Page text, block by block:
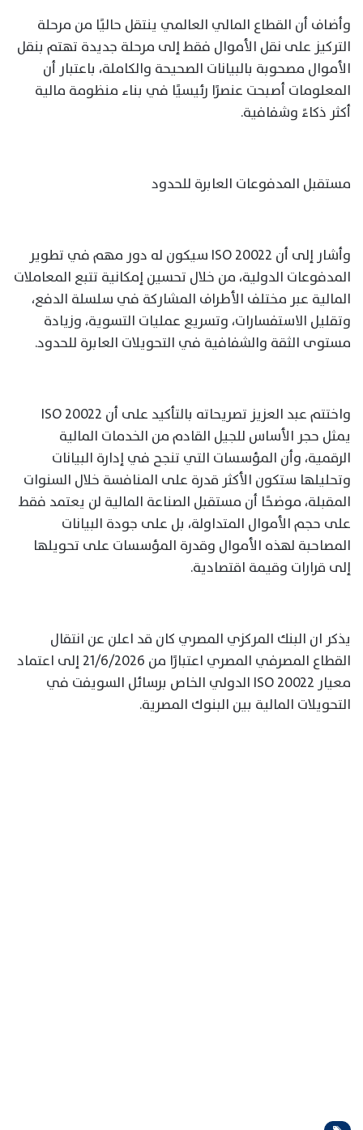
وأضاف أن القطاع المالي العالمي ينتقل حاليًا من مرحلة
التركيز على نقل الأموال فقط إلى مرحلة جديدة تهتم بنقل
الأموال مصحوبة بالبيانات الصحيحة والكاملة، باعتبار أن
المعلومات أصبحت عنصرًا رئيسيًا في بناء منظومة مالية
أكثر ذكاءً وشفافية.
مستقبل المدفوعات العابرة للحدود
وأشار إلى أن ISO 20022 سيكون له دور مهم في تطوير
المدفوعات الدولية، من خلال تحسين إمكانية تتبع المعاملات
المالية عبر مختلف الأطراف المشاركة في سلسلة الدفع،
وتقليل الاستفسارات، وتسريع عمليات التسوية، وزيادة
مستوى الثقة والشفافية في التحويلات العابرة للحدود.
واختتم عبد العزيز تصريحاته بالتأكيد على أن ISO 20022
يمثل حجر الأساس للجيل القادم من الخدمات المالية
الرقمية، وأن المؤسسات التي تنجح في إدارة البيانات
وتحليلها ستكون الأكثر قدرة على المنافسة خلال السنوات
المقبلة، موضحًا أن مستقبل الصناعة المالية لن يعتمد فقط
على حجم الأموال المتداولة، بل على جودة البيانات
المصاحبة لهذه الأموال وقدرة المؤسسات على تحويلها
إلى قرارات وقيمة اقتصادية.
يذكر ان البنك المركزي المصري كان قد اعلن عن انتقال
القطاع المصرفي المصري اعتبارًا من 21/6/2026 إلى اعتماد
معيار ISO 20022 الدولي الخاص برسائل السويفت في
التحويلات المالية بين البنوك المصرية.